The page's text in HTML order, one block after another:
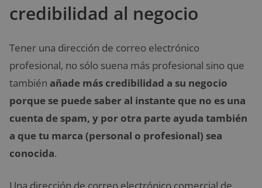
credibilidad al negocio
Tener una dirección de correo electrónico
profesional, no sólo suena más profesional sino que
también añade más credibilidad a su negocio
porque se puede saber al instante que no es una
cuenta de spam, y por otra parte ayuda también
a que tu marca (personal o profesional) sea
conocida.